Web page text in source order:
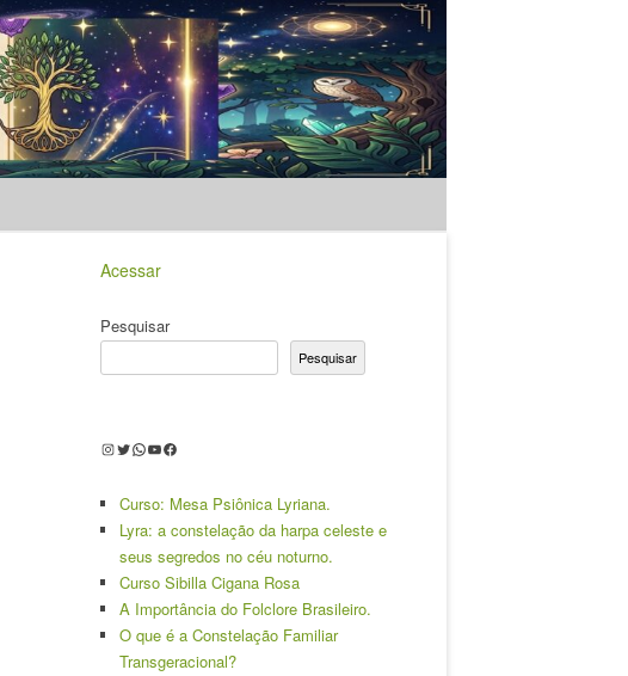
Acessar
Pesquisar
Pesquisar
Instagram
Twitter
WhatsApp
Youtube
Facebook
Curso: Mesa Psiônica Lyriana.
Lyra: a constelação da harpa celeste e
seus segredos no céu noturno.
Curso Sibilla Cigana Rosa
A Importância do Folclore Brasileiro.
O que é a Constelação Familiar
Transgeracional?